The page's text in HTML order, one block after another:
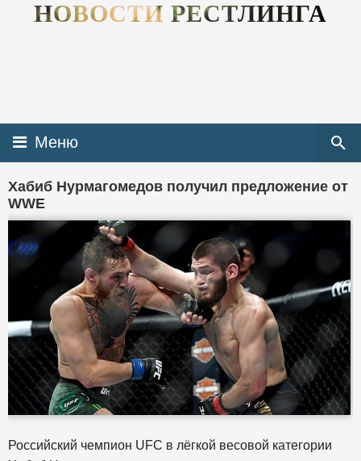
НОВОСТИ РЕСТЛИНГА
Меню
Хабиб Нурмагомедов получил предложение от
WWE
Российский чемпион UFC в лёгкой весовой категории